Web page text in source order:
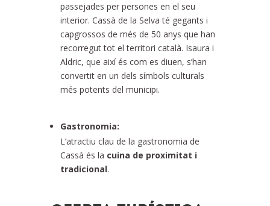
passejades per persones en el seu
interior. Cassà de la Selva té gegants i
capgrossos de més de 50 anys que han
recorregut tot el territori català. Isaura i
Aldric, que així és com es diuen, s’han
convertit en un dels símbols culturals
més potents del municipi.
Gastronomia:
L’atractiu clau de la gastronomia de
Cassà és la cuina de proximitat i
tradicional.